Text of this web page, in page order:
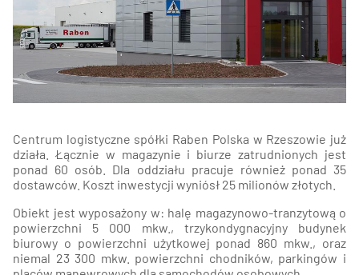
Centrum logistyczne spółki Raben Polska w Rzeszowie już
działa. Łącznie w magazynie i biurze zatrudnionych jest
ponad 60 osób. Dla oddziału pracuje również ponad 35
dostawców. Koszt inwestycji wyniósł 25 milionów złotych.
Obiekt jest wyposażony w: halę magazynowo-tranzytową o
powierzchni 5 000 mkw., trzykondygnacyjny budynek
biurowy o powierzchni użytkowej ponad 860 mkw., oraz
niemal 23 300 mkw. powierzchni chodników, parkingów i